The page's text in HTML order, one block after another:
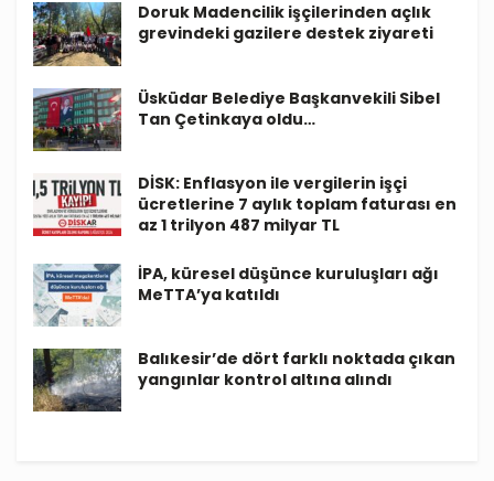
Doruk Madencilik işçilerinden açlık
grevindeki gazilere destek ziyareti
Üsküdar Belediye Başkanvekili Sibel
Tan Çetinkaya oldu…
DİSK: Enflasyon ile vergilerin işçi
ücretlerine 7 aylık toplam faturası en
az 1 trilyon 487 milyar TL
İPA, küresel düşünce kuruluşları ağı
MeTTA’ya katıldı
Balıkesir’de dört farklı noktada çıkan
yangınlar kontrol altına alındı